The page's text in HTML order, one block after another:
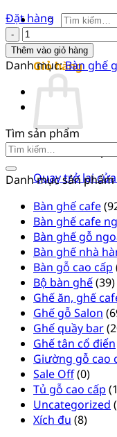
Tìm
0
Giỏ hàng
Chưa có sản
Quay trở lại
Đặt hàng
Bộ
bàn
ghế
số
lượng
Thêm vào giỏ hàng
Danh mục:Bàn ghế
Tìm sản phẩm
Tìm
kiếm:
Danh mục sản phẩm
Bàn ghế cafe
Bàn ghế cafe
Bàn ghế gỗ
Bàn ghế nhà
Bàn gỗ cao cấp
Bộ bàn ghế(39)
Ghế ăn, ghế
Ghế gỗ Salon
Ghế quầy bar
Ghế tân cổ điển
Giường gỗ cao
Sale Off(0)
Tủ gỗ cao cấp
Uncategorized
Xích đu (8)